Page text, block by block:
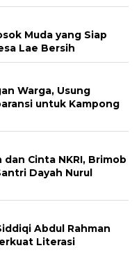
Muda yang Siap
Lae Bersih
Warga, Usung
untuk Kampong
Cinta NKRI, Brimob
Dayah Nurul
Abdul Rahman
Literasi